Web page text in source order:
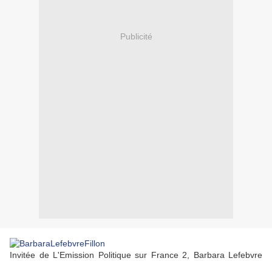
Publicité
Invitée de L'Emission Politique sur France 2, Barbara Lefebvre